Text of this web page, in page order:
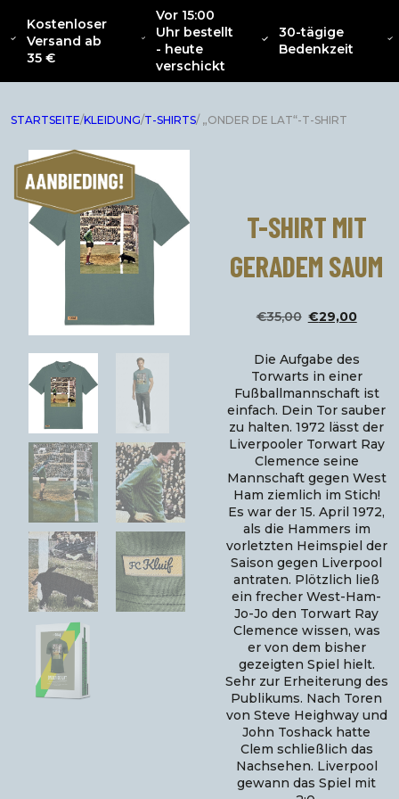
Kostenloser
Versand ab
35 €
Vor 15:00
Uhr bestellt
- heute
verschickt
30-tägige
Bedenkzeit
ÜBER NEU
SAMMLUNG
CATENACCIO
BEKLEIDUNG INTERIOR
STARTSEITE/KLEIDUNG/T-SHIRTS/ „ONDER DE LAT“-T-SHIRT
T-SHIRT MIT
GERADEM SAUM
€35,00 Der
Preis
betrug:
35,00
€.
€29,00Der
€.
Die Aufgabe des
Torwarts in einer
Fußballmannschaft ist
einfach. Dein Tor sauber
zu halten. 1972 lässt der
Liverpooler Torwart Ray
Clemence seine
Mannschaft gegen West
Ham ziemlich im Stich!
Es war der 15. April 1972,
als die Hammers im
vorletzten Heimspiel der
Saison gegen Liverpool
antraten. Plötzlich ließ
ein frecher West-Ham-
Jo-Jo den Torwart Ray
Clemence wissen, was
er von dem bisher
gezeigten Spiel hielt.
Sehr zur Erheiterung des
Publikums. Nach Toren
von Steve Heighway und
John Toshack hatte
Clem schließlich das
Nachsehen. Liverpool
gewann das Spiel mit